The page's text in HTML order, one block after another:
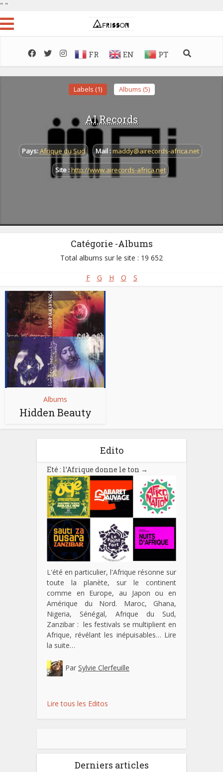
" "
FR EN PT
Labels (1) Albums (5)
AI Records
Pays:Afrique du Sud Mail :maddy@airecords-africa.net
Site :http://www.airecords-africa.net
Catégorie -Albums
Total albums sur le site : 19 652
F G H O S
Albums
Hidden Beauty
Edito
Eté : l’Afrique donne le ton →
L'été en particulier, l'Afrique résonne sur
toute la planète, sur le continent
comme en Europe, au Japon ou en
Amérique du Nord. Maroc, Ghana,
Nigeria, Sénégal, Afrique du Sud,
Zanzibar : les festivals se multiplient en
Afrique, révélant les inépuisables… Lire
la suite…
Par Sylvie Clerfeuille
Lire tous les Editos
Derniers articles